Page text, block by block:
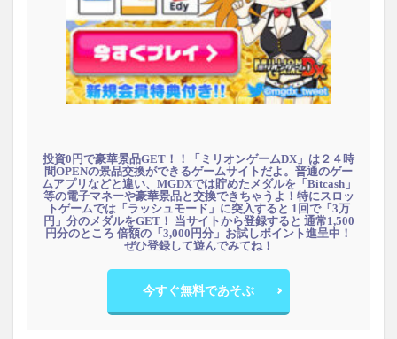
投資0円で豪華景品GET！！「ミリオンゲームDX」は２４時
間OPENの景品交換ができるゲームサイトだよ。普通のゲー
ムアプリなどと違い、MGDXでは貯めたメダルを「Bitcash」
等の電子マネーや豪華景品と交換できちゃうよ！特にスロッ
トゲームでは「ラッシュモード」に突入すると 1回で「3万
円」分のメダルをGET！ 当サイトから登録すると 通常1,500
円分のところ 倍額の「3,000円分」お試しポイント進呈中！
ぜひ登録して遊んでみてね！
今すぐ無料であそぶ